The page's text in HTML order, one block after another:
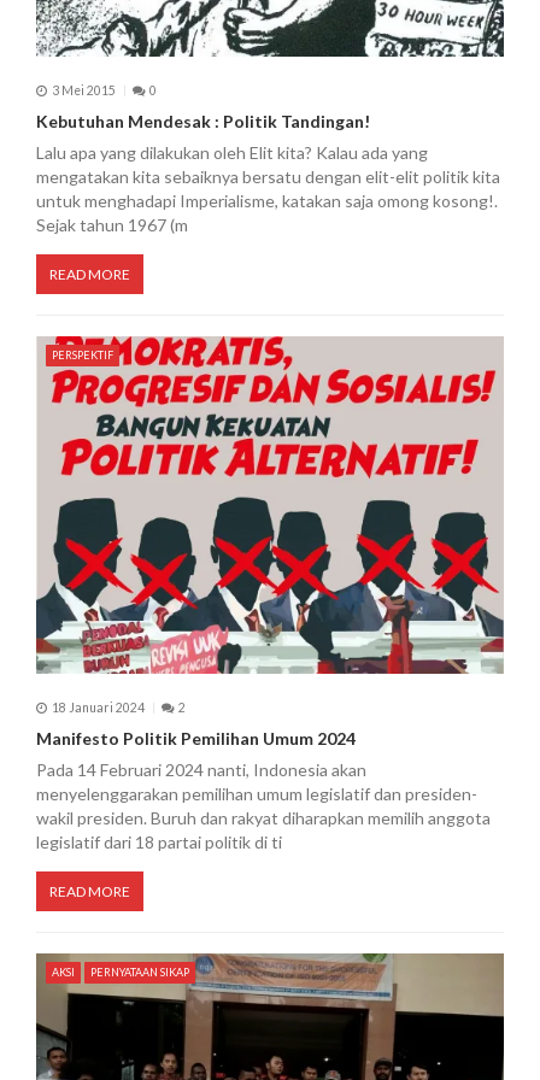
3 Mei 2015 0
Kebutuhan Mendesak : Politik Tandingan!
Lalu apa yang dilakukan oleh Elit kita? Kalau ada yang
mengatakan kita sebaiknya bersatu dengan elit-elit politik kita
untuk menghadapi Imperialisme, katakan saja omong kosong!.
Sejak tahun 1967 (m
READ MORE
PERSPEKTIF
18 Januari 2024 2
Manifesto Politik Pemilihan Umum 2024
Pada 14 Februari 2024 nanti, Indonesia akan
menyelenggarakan pemilihan umum legislatif dan presiden-
wakil presiden. Buruh dan rakyat diharapkan memilih anggota
legislatif dari 18 partai politik di ti
READ MORE
AKSI PERNYATAAN SIKAP